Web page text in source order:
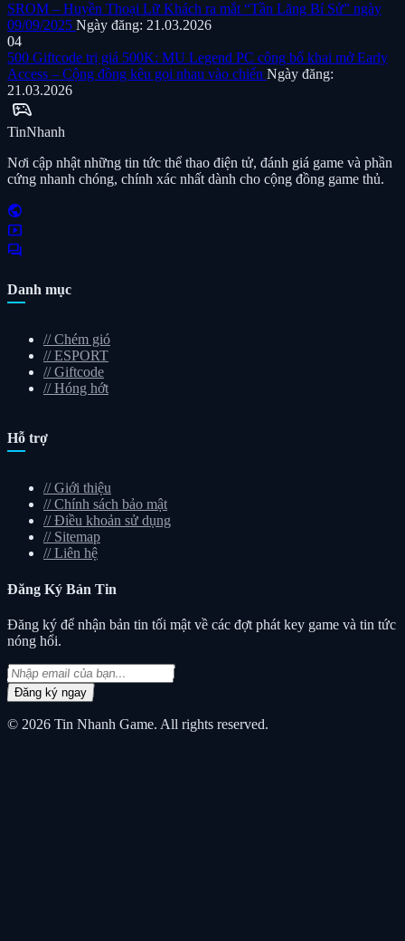
SROM – Huyền Thoại Lữ Khách ra mắt “Tần Lăng Bí Sử” ngày
09/09/2025 Ngày đăng: 21.03.2026
04
500 Giftcode trị giá 500K: MU Legend PC công bố khai mở Early
Access – Cộng đồng kêu gọi nhau vào chiến Ngày đăng:
21.03.2026
sports_esports
TinNhanh
Nơi cập nhật những tin tức thể thao điện tử, đánh giá game và phần
cứng nhanh chóng, chính xác nhất dành cho cộng đồng game thủ.
public
smart_display
forum
Danh mục
// Chém gió
// ESPORT
// Giftcode
// Hóng hớt
Hỗ trợ
// Giới thiệu
// Chính sách bảo mật
// Điều khoản sử dụng
// Sitemap
// Liên hệ
Đăng Ký Bản Tin
Đăng ký để nhận bản tin tối mật về các đợt phát key game và tin tức
nóng hổi.
Đăng ký ngay
© 2026 Tin Nhanh Game. All rights reserved.